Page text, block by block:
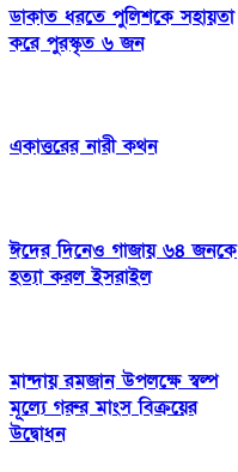
ডাকাত ধরতে পুলিশকে সহায়তা
করে পুরস্কৃত ৬ জন
একাত্তরের নারী কথন
ঈদের দিনেও গাজায় ৬৪ জনকে
হত্যা করল ইসরাইল
মান্দায় রমজান উপলক্ষে স্বল্প
মূল্যে গরুর মাংস বিক্রয়ের
উদ্বোধন